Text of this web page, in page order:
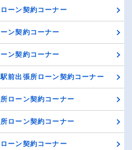
ーン契約コーナー
ン契約コーナー
ン契約コーナー
前出張所ローン契約コーナー
ローン契約コーナー
ローン契約コーナー
ーン契約コーナー